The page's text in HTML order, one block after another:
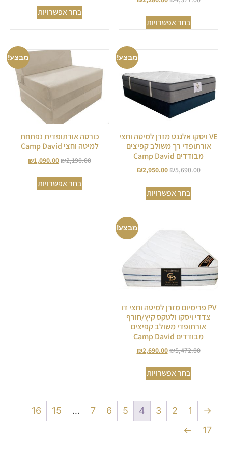
5.00
בחר אפשרויות
בחר אפשרויות
מבצע!
VE ויסקו אלגנט מזרן למיטה וחצי
אורתופדי רך משולב קפיצים
מבודדים Camp David
₪5,690.00
₪2,950.00
בחר אפשרויות
מבצע!
כורסה אורתופדית נפתחת
למיטה וחצי Camp David
₪2,190.00
₪1,090.00
בחר אפשרויות
מבצע!
PV פרימיום מזרן למיטה וחצי דו
צדדי ויסקו ולטקס קיץ/חורף
אורתופדי משולב קפיצים
מבודדים Camp David
₪5,472.00
₪2,690.00
בחר אפשרויות
→
1
2
3
4
5
6
7
…
15
16
17
←